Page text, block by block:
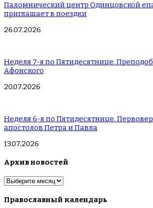
Паломнический центр Одинцовской
приглашает в поездки
26.07.2026
Неделя 7-я по Пятидесятнице.
Афонского
20.07.2026
Неделя 6-я по Пятидесятнице.
апостолов Петра и Павла
13.07.2026
Архив новостей
Архив
Православный календарь